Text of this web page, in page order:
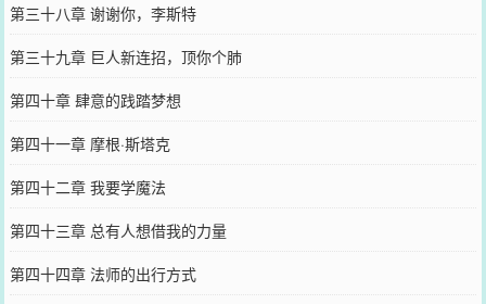
第三十八章 谢谢你，李斯特
第三十九章 巨人新连招，顶你个肺
第四十章 肆意的践踏梦想
第四十一章 摩根·斯塔克
第四十二章 我要学魔法
第四十三章 总有人想借我的力量
第四十四章 法师的出行方式